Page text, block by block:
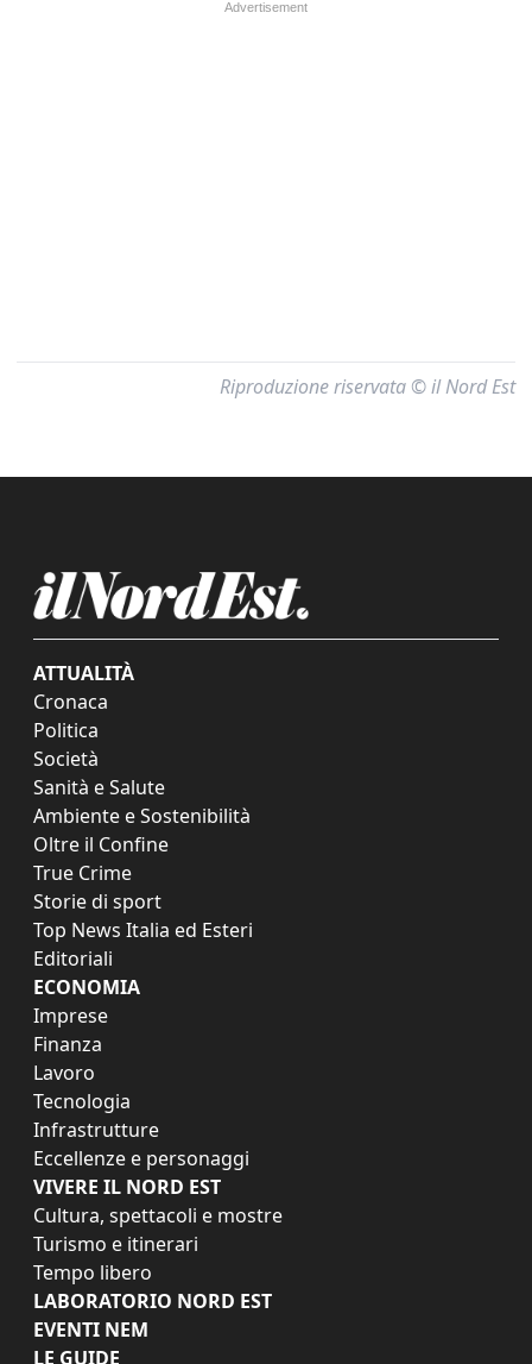
Riproduzione riservata © il Nord Est
ATTUALITÀ
Cronaca
Politica
Società
Sanità e Salute
Ambiente e Sostenibilità
Oltre il Confine
True Crime
Storie di sport
Top News Italia ed Esteri
Editoriali
ECONOMIA
Imprese
Finanza
Lavoro
Tecnologia
Infrastrutture
Eccellenze e personaggi
VIVERE IL NORD EST
Cultura, spettacoli e mostre
Turismo e itinerari
Tempo libero
LABORATORIO NORD EST
EVENTI NEM
LE GUIDE